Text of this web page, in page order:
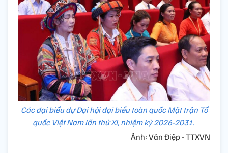
Các đại biểu dự Đại hội đại biểu toàn quốc Mặt trận Tổ
quốc Việt Nam lần thứ XI, nhiệm kỳ 2026-2031.
Ảnh: Văn Điệp - TTXVN